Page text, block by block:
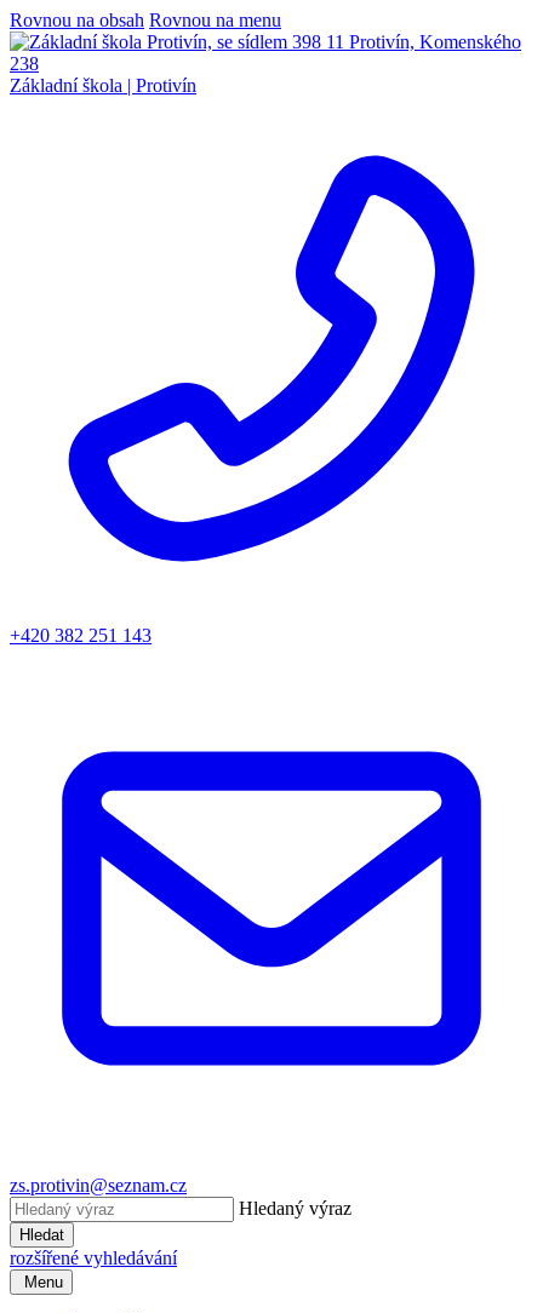
Rovnou na obsah Rovnou na menu
Základní škola | Protivín
+420 382 251 143
zs.protivin@seznam.cz
Hledaný výraz
Hledat
rozšířené vyhledávání
Menu